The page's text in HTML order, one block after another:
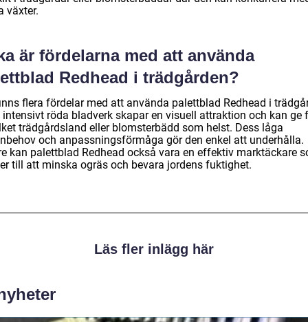
växter.
är fördelarna med att använda
Redhead i trädgården?
flera fördelar med att använda palettblad Redhead i
intensivt röda bladverk skapar en visuell attraktion och kan ge
trädgårdsland eller blomsterbädd som helst. Dess låga
och anpassningsförmåga gör den enkel att underhålla.
kan palettblad Redhead också vara en effektiv marktäckare
till att minska ogräs och bevara jordens fuktighet.
Läs fler inlägg här